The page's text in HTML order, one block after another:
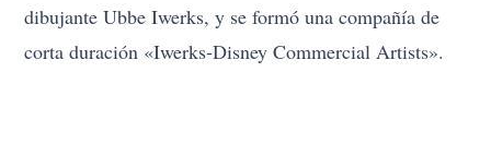
dibujante Ubbe Iwerks, y se formó una compañía de
corta duración «Iwerks-Disney Commercial Artists».